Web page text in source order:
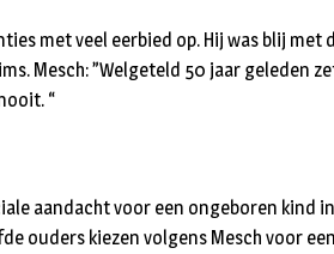
met veel eerbied op. Hij was blij met
Mesch: ”Welgeteld 50 jaar geleden
“
aandacht voor een ongeboren kind
ouders kiezen volgens Mesch voor